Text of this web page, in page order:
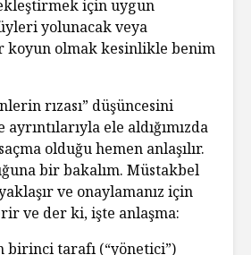
için uygun
yolunacak veya
koyun olmak kesinlikle benim
rızası” düşüncesini
ele aldığımızda
olduğu hemen anlaşılır.
bir bakalım. Müstakbel
ve onaylamanız için
ve der ki, işte anlaşma:
birinci tarafı (“yönetici”)